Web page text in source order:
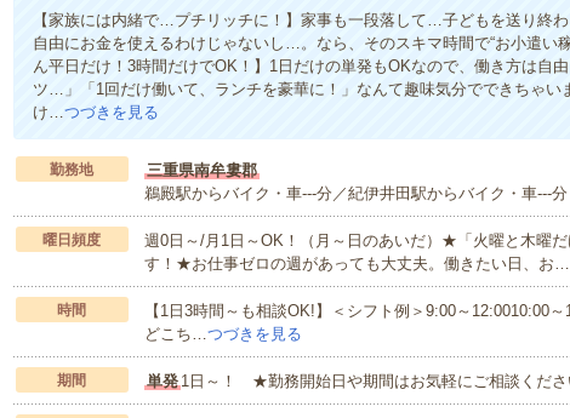
【家族には内緒で…プチリッチに！】家事も一段落して…子どもを送り終
自由にお金を使えるわけじゃないし…。なら、そのスキマ時間で“お小遣い
ん平日だけ！3時間だけでOK！】1日だけの単発もOKなので、働き方は自
ツ…」「1回だけ働いて、ランチを豪華に！」なんて趣味気分でできちゃい
け…つづきを見る
勤務地
三重県南牟婁郡
鵜殿駅からバイク・車---分／紀伊井田駅からバイク・車---分
曜日頻度
週0日～/月1日～OK！（月～日のあいだ）★「火曜と木曜
す！★お仕事ゼロの週があっても大丈夫。働きたい日、お…
時間
【1日3時間～も相談OK!】＜シフト例＞9:00～12:0010:00
どこち…つづきを見る
期間 単発1日～！ ★勤務開始日や期間はお気軽にご相談くだ